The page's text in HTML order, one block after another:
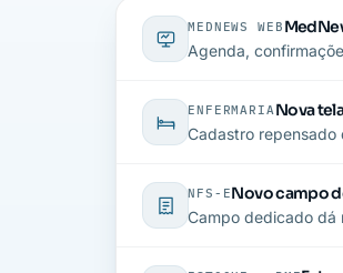
MEDNEWS WEB
Agenda,
ENFERMARIANova
Cadastro repensado
NFS-ENovo campo
Campo dedicado dá